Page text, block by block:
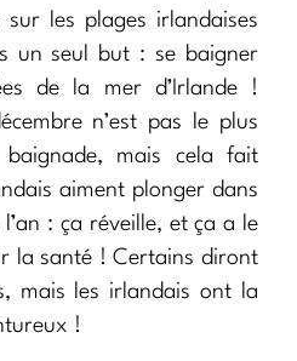
les plages irlandaises
un seul but : se baigner
de la mer d’Irlande !
n’est pas le plus
mais cela fait
aiment plonger dans
l’an : ça réveille, et ça a le
la santé ! Certains diront
mais les irlandais ont la
!